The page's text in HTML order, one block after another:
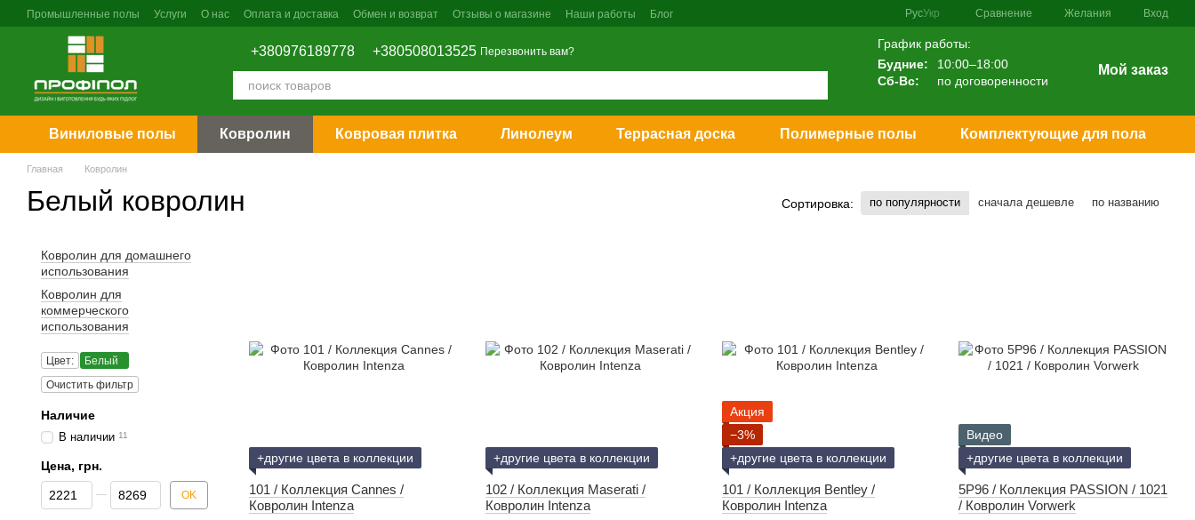
Перейти к основному контенту
Промышленные полы Услуги О нас Оплата и доставка Обмен и возврат Отзывы о магазине Наши работы
Блог
РусУкр Сравнение Желания Вход
+380976189778 +380508013525 Перезвонить вам?
График работы:
Будние:
10:00–18:00
Сб-Вс:
по договоренности
Мой заказ
Виниловые полы Ковролин Ковровая плитка Линолеум Террасная доска Полимерные полы Комплектующие для пола
Главная Ковролин
Белый ковролин Сортировка: по популярности сначала дешевле по названию
+другие цвета в коллекции
101 / Коллекция Cannes /
Ковролин Intenza
+другие цвета в коллекции
102 / Коллекция Maserati /
Ковролин Intenza
Акция
−3%
+другие цвета в коллекции
101 / Коллекция Bentley /
Ковролин Intenza
Видео
+другие цвета в коллекции
5P96 / Коллекция PASSION / 1021
/ Ковролин Vorwerk
Ковролин для домашнего
использования
Ковролин для
коммерческого
использования
Цвет:
Белый
Очистить фильтр
Наличие
В наличии 11
Цена, грн.
От Цена, грн.
До Цена, грн. OK